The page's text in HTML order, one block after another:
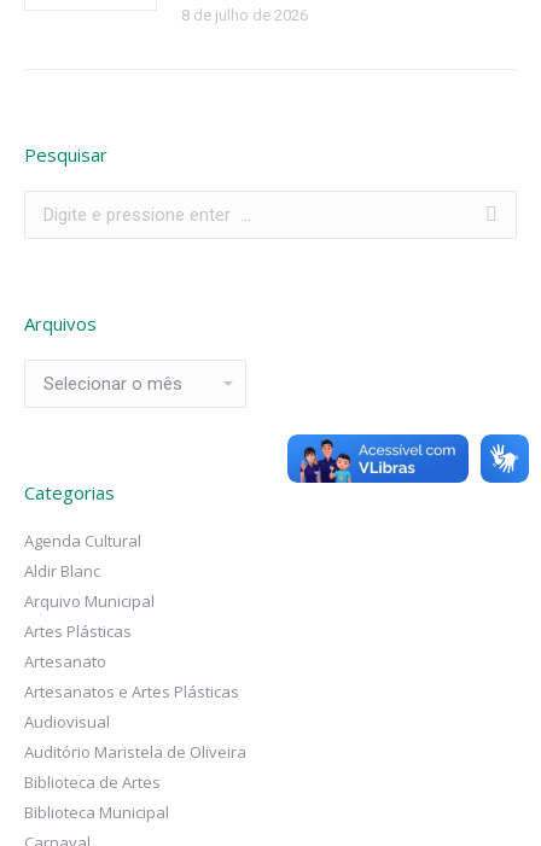
8 de julho de 2026
Pesquisar
Arquivos
Categorias
Agenda Cultural
Aldir Blanc
Arquivo Municipal
Artes Plásticas
Artesanato
Artesanatos e Artes Plásticas
Audiovisual
Auditório Maristela de Oliveira
Biblioteca de Artes
Biblioteca Municipal